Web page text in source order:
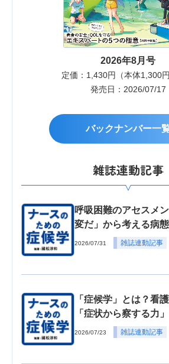
2026年8月号
定価：1,430円（本体1,300円
発売日：2026/07/17
バックナンバー一
雑誌連動記事
呼吸困難のアセスメ
変だ」から考える病態
2026/07/31 雑誌連動記事
「症候学」とは？看
「症状から察する力
2026/07/23 雑誌連動記事